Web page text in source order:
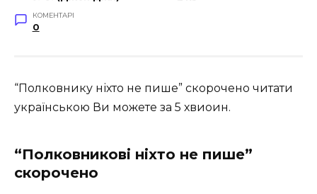
КОМЕНТАРІ
0
“Полковнику ніхто не пише” скорочено читати
українською Ви можете за 5 хвиоин.
“Полковникові ніхто не пише”
скорочено